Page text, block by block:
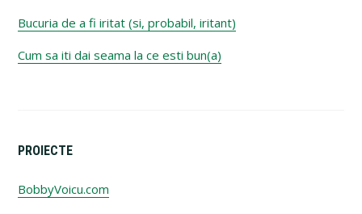
Bucuria de a fi iritat (si, probabil, iritant)
Cum sa iti dai seama la ce esti bun(a)
PROIECTE
BobbyVoicu.com